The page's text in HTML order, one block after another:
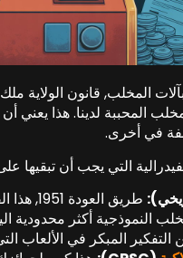
بآلات المخلب, قانون
المحببة لدينا. هذا
في أخرى.
التي يجب أن تبقيها
طريق
النموذجية أكثر